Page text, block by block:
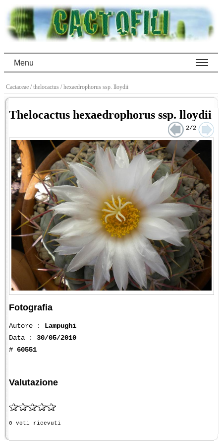
Menu
Cactaceae / thelocactus / hexaedrophorus ssp. lloydii
Thelocactus hexaedrophorus ssp. lloydii
2/2
Fotografia
Autore : Lampughi
Data : 30/05/2010
# 60551
Valutazione
0 voti ricevuti